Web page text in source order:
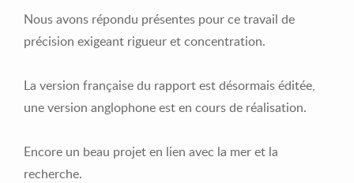
Nous avons répondu présentes pour ce travail de
précision exigeant rigueur et concentration.
La version française du rapport est désormais éditée,
une version anglophone est en cours de réalisation.
Encore un beau projet en lien avec la mer et la
recherche.